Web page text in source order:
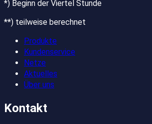
*) Beginn der Viertel Stunde
**) teilweise berechnet
Produkte
Kundenservice
Netze
Aktuelles
Über uns
Kontakt